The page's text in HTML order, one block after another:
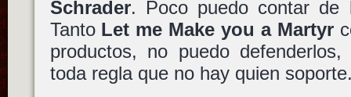
Schrader. Poco puedo contar de
Tanto Let me Make you a Martyr
productos, no puedo
toda regla que no hay quien